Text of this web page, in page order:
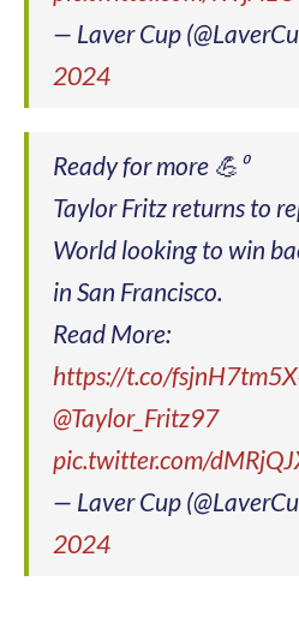
— Laver Cup
2024
Ready for more 💪⁰
Taylor Fritz returns to
World looking to win
in San Francisco.
Read More:
https://t.co/fsjnH7tm5X
@Taylor_Fritz97
pic.twitter.com/
— Laver Cup
2024